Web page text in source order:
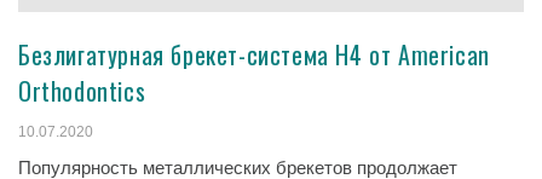
Безлигатурная брекет-система H4 от American
Orthodontics
10.07.2020
Популярность металлических брекетов продолжает